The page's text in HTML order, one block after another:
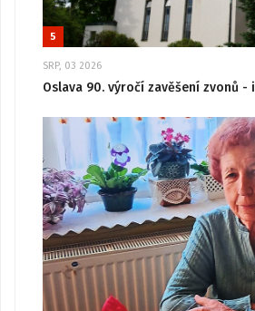
5
SRP, 03 2026
Oslava 90. výročí zavěšení zvonů -